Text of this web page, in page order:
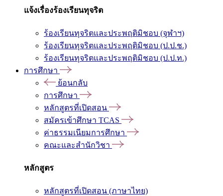
แจ้งเรื่องร้องเรียนทุจริต
ร้องเรียนทุจริตและประพฤติมิชอบ (จุฬาฯ)
ร้องเรียนทุจริตและประพฤติมิชอบ (ป.ป.ช.)
ร้องเรียนทุจริตและประพฤติมิชอบ (ป.ป.ท.)
การศึกษา
ย้อนกลับ
การศึกษา
หลักสูตรที่เปิดสอน
สมัครเข้าศึกษา TCAS
ค่าธรรมเนียมการศึกษา
คณะและสำนักวิชา
หลักสูตร
หลักสูตรที่เปิดสอน (ภาษาไทย)